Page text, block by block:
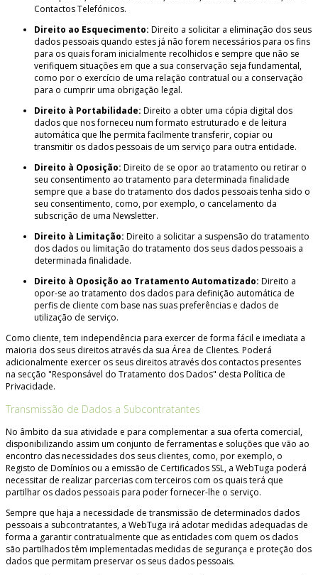
Contactos Telefónicos.
Direito ao Esquecimento: Direito a solicitar a eliminação dos seus
dados pessoais quando estes já não forem necessários para os fins
para os quais foram inicialmente recolhidos e sempre que não se
verifiquem situações em que a sua conservação seja fundamental,
como por o exercício de uma relação contratual ou a conservação
para o cumprir uma obrigação legal.
Direito à Portabilidade: Direito a obter uma cópia digital dos
dados que nos forneceu num formato estruturado e de leitura
automática que lhe permita facilmente transferir, copiar ou
transmitir os dados pessoais de um serviço para outra entidade.
Direito à Oposição: Direito de se opor ao tratamento ou retirar o
seu consentimento ao tratamento para determinada finalidade
sempre que a base do tratamento dos dados pessoais tenha sido o
seu consentimento, como, por exemplo, o cancelamento da
subscrição de uma Newsletter.
Direito à Limitação: Direito a solicitar a suspensão do tratamento
dos dados ou limitação do tratamento dos seus dados pessoais a
determinada finalidade.
Direito à Oposição ao Tratamento Automatizado: Direito a
opor-se ao tratamento dos dados para definição automática de
perfis de cliente com base nas suas preferências e dados de
utilização de serviço.
Como cliente, tem independência para exercer de forma fácil e imediata a
maioria dos seus direitos através da sua Área de Clientes. Poderá
adicionalmente exercer os seus direitos através dos contactos presentes
na secção "Responsável do Tratamento dos Dados" desta Política de
Privacidade.
Transmissão de Dados a Subcontratantes
No âmbito da sua atividade e para complementar a sua oferta comercial,
disponibilizando assim um conjunto de ferramentas e soluções que vão ao
encontro das necessidades dos seus clientes, como, por exemplo, o
Registo de Domínios ou a emissão de Certificados SSL, a WebTuga poderá
necessitar de realizar parcerias com terceiros com os quais terá que
partilhar os dados pessoais para poder fornecer-lhe o serviço.
Sempre que haja a necessidade de transmissão de determinados dados
pessoais a subcontratantes, a WebTuga irá adotar medidas adequadas de
forma a garantir contratualmente que as entidades com quem os dados
são partilhados têm implementadas medidas de segurança e proteção dos
dados que permitam preservar os seus dados pessoais.